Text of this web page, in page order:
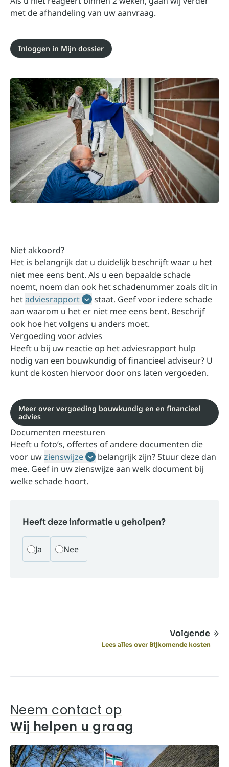
met de afhandeling van uw aanvraag.
Inloggen in Mijn dossier
Niet akkoord?
Het is belangrijk dat u duidelijk beschrijft waar u het
niet mee eens bent. Als u een bepaalde schade
noemt, noem dan ook het schadenummer zoals dit in
hetadviesrapport
staat. Geef voor iedere schade
aan waarom u het er niet mee eens bent. Beschrijf
ook hoe het volgens u anders moet.
Vergoeding voor advies
Heeft u bij uw reactie op het adviesrapport hulp
nodig van een bouwkundig of financieel adviseur? U
kunt de kosten hiervoor door ons laten vergoeden.
Meer over vergoeding bouwkundig en en financieel
advies
Documenten meesturen
Heeft u foto’s, offertes of andere documenten die
voor uwzienswijze
belangrijk zijn? Stuur deze dan
mee. Geef in uw zienswijze aan welk document bij
welke schade hoort.
Heeft deze informatie u geholpen?
Ja Nee
Volgende
Lees alles over Bijkomende kosten
Neem contact op
Wij helpen u graag